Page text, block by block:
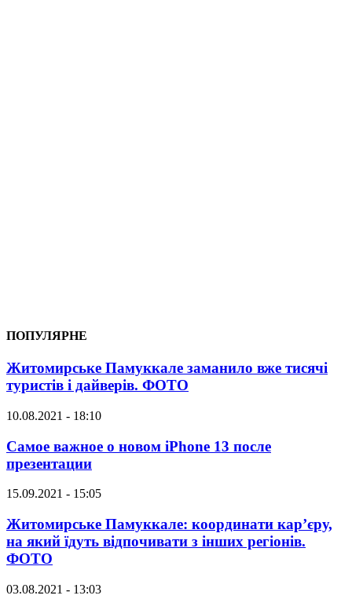
ПОПУЛЯРНЕ
Житомирське Памуккале заманило вже тисячі
туристів і дайверів. ФОТО
10.08.2021 - 18:10
Самое важное о новом iPhone 13 после
презентации
15.09.2021 - 15:05
Житомирське Памуккале: координати кар’єру,
на який їдуть відпочивати з інших регіонів.
ФОТО
03.08.2021 - 13:03